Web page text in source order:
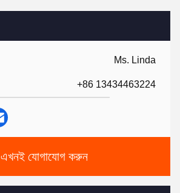
Ms. Linda
+86 13434463224
এখনই যোগাযোগ করুন